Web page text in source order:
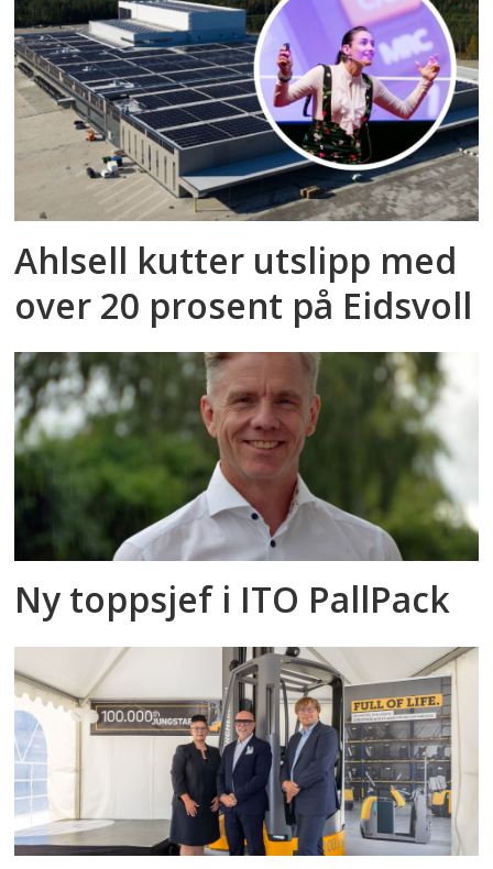
Ahlsell kutter utslipp med
over 20 prosent på Eidsvoll
Ny toppsjef i ITO PallPack